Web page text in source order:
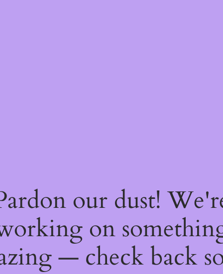
our dust!
on
— check back